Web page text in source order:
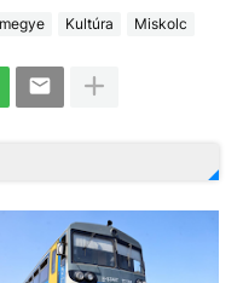
Kultúra Miskolc